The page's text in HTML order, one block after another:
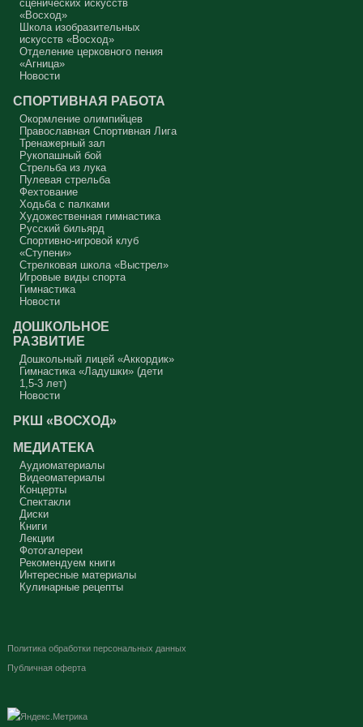
Протоиерей Андрей Алексеев
сценических искусств
«Восход»
Школа изобразительных
искусств «Восход»
Отделение церковного пения
«Агница»
Новости
СПОРТИВНАЯ РАБОТА
Окормление олимпийцев
Православная Спортивная Лига
Тренажерный зал
Рукопашный бой
Стрельба из лука
Пулевая стрельба
Фехтование
Ходьба с палками
Художественная гимнастика
Русский бильярд
Спортивно-игровой клуб
«Ступени»
Стрелковая школа «Выстрел»
Игровые виды спорта
Гимнастика
Новости
ДОШКОЛЬНОЕ
РАЗВИТИЕ
Дошкольный лицей «Аккордик»
Гимнастика «Ладушки» (дети
1,5-3 лет)
Новости
РКШ «ВОСХОД»
МЕДИАТЕКА
Аудиоматериалы
Видеоматериалы
Концерты
Спектакли
Диски
Книги
Лекции
Фотогалереи
Рекомендуем книги
Интересные материалы
Кулинарные рецепты
Политика обработки персональных данных
Публичная оферта